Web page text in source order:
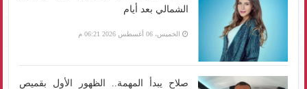
الشمالي بعد أيام
الخميس، 06 أغسطس 2026 06:21 م
صلاح يبدأ المهمة.. الظهور الأول بقميص